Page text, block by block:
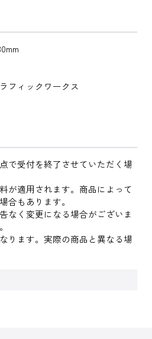
フィックワークス
で受付を終了させていただく場
が適用されます。商品によって
合もあります。
なく変更になる場合がございま
ります。実際の商品と異なる場